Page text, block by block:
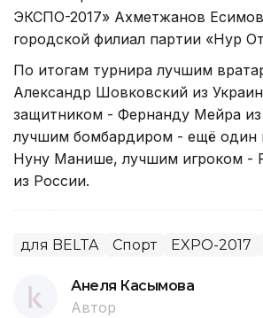
ЭКСПО-2017» Ахметжанов
городской филиал партии «Нур
По итогам турнира лучшим
Александр Шовковский из
защитником - Фернанду Мейра из
лучшим бомбардиром - ещё один
Нуну Манише, лучшим игроком -
из России.
для BELTA Спорт EXPO-2017
Анеля Касымова
Автор